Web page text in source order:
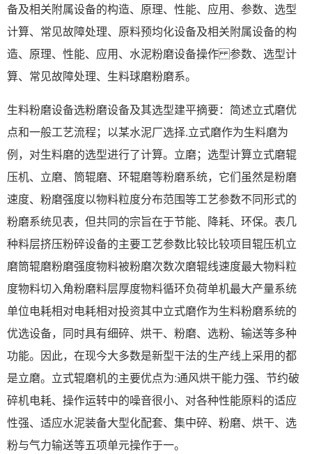
备及相关附属设备的构造、原理、性能、应用、参数、选型
计算、常见故障处理、原料预均化设备及相关附属设备的构
造、原理、性能、应用、水泥粉磨设备操作 参数、选型计
算、常见故障处理、生料球磨粉磨系。
生料粉磨设备选粉磨设备及其选型建平摘要：简述立式磨优
点和一般工艺流程；以某水泥厂选择.立式磨作为生料磨为
例，对生料磨的选型进行了计算。立磨；选型计算立式磨辊
压机、立磨、筒辊磨、环辊磨等粉磨系统，它们虽然是粉磨
速度、粉磨强度以物料粒度分布范围等工艺参数不同形式的
粉磨系统见表，但共同的宗旨在于节能、降耗、环保。表几
种料层挤压粉碎设备的主要工艺参数比较比较项目辊压机立
磨筒辊磨粉磨强度物料被粉磨次数次磨辊线速度最大物料粒
度物料切入角粉磨料层厚度物料循环负荷单机最大产量系统
单位电耗相对电耗相对投资其中立式磨作为生料粉磨系统的
优选设备，同时具有细碎、烘干、粉磨、选粉、输送等多种
功能。因此，在现今大多数是新型干法的生产线上采用的都
是立磨。立式辊磨机的主要优点为:通风烘干能力强、节约破
碎机电耗、操作运转中的噪音很小、对各种性能原料的适应
性强、适应水泥装备大型化配套、集中碎、粉磨、烘干、选
粉与气力输送等五项单元操作于一。